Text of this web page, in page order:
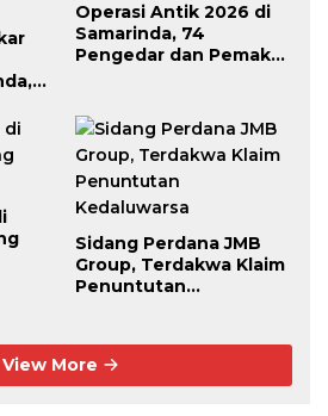
Operasi Antik 2026 di
Samarinda, 74
Pengedar dan Pemakai
Sidang Perdana JMB
Group, Terdakwa Klaim
Penuntutan
View More